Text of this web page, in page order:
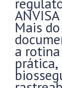
Mais
a